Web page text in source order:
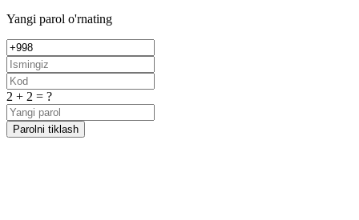
Yangi parol o'rnating
2 + 2 = ?
Parolni tiklash